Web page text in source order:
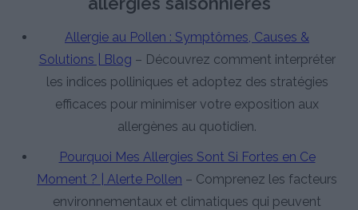
Allergie au Pollen : Symptômes, Causes &
Solutions | Blog – Découvrez comment interpréter
les indices polliniques et adoptez des stratégies
efficaces pour minimiser votre exposition aux
allergènes au quotidien.
Pourquoi Mes Allergies Sont Si Fortes en Ce
Moment ? | Alerte Pollen – Comprenez les facteurs
environnementaux et climatiques qui peuvent